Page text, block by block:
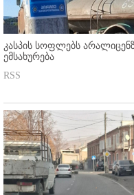
კასპის სოფლებს
ემსახურება
RSS